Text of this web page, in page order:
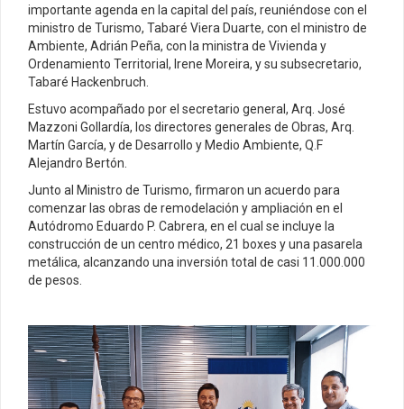
importante agenda en la capital del país, reuniéndose con el
ministro de Turismo, Tabaré Viera Duarte, con el ministro de
Ambiente, Adrián Peña, con la ministra de Vivienda y
Ordenamiento Territorial, Irene Moreira, y su subsecretario,
Tabaré Hackenbruch.
Estuvo acompañado por el secretario general, Arq. José
Mazzoni Gollardía, los directores generales de Obras, Arq.
Martín García, y de Desarrollo y Medio Ambiente, Q.F
Alejandro Bertón.
Junto al Ministro de Turismo, firmaron un acuerdo para
comenzar las obras de remodelación y ampliación en el
Autódromo Eduardo P. Cabrera, en el cual se incluye la
construcción de un centro médico, 21 boxes y una pasarela
metálica, alcanzando una inversión total de casi 11.000.000
de pesos.